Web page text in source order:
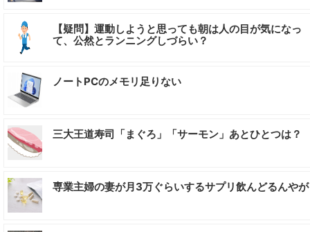
【疑問】運動しようと思っても朝は人の目が気になっ
て、公然とランニングしづらい？
ノートPCのメモリ足りない
三大王道寿司「まぐろ」「サーモン」あとひとつは？
専業主婦の妻が月3万ぐらいするサプリ飲んどるんやが